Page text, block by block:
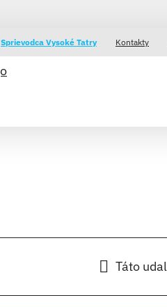
Sprievodca Vysoké Tatry Kontakty
Táto